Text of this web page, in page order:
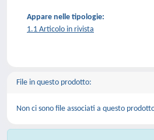
Appare nelle tipologie:
1.1 Articolo in rivista
File in questo prodotto:
Non ci sono file associati a questo